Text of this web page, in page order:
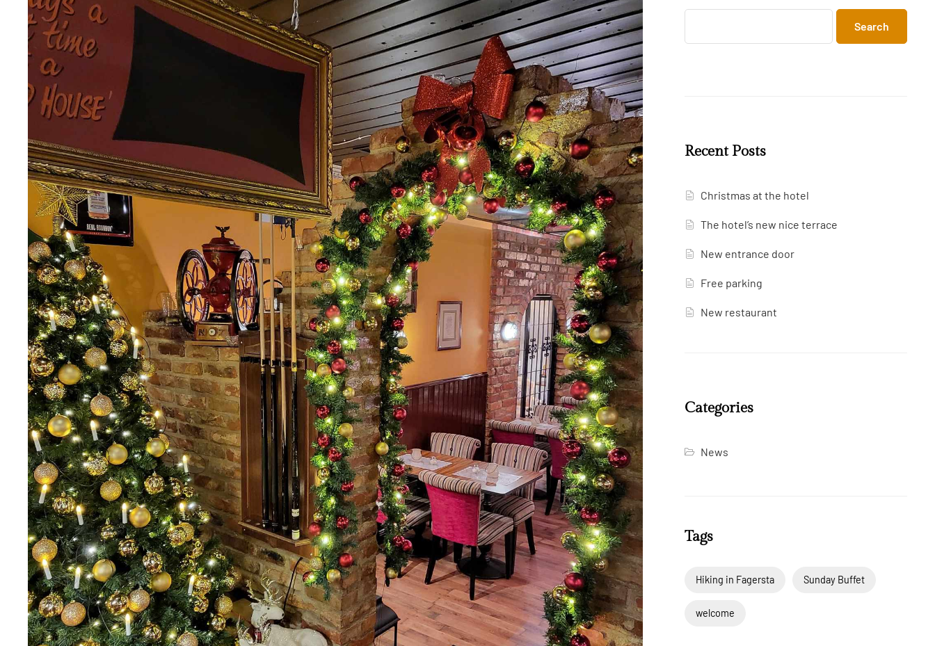
Search
Recent Posts
Christmas at the hotel
The hotel’s new nice terrace
New entrance door
Free parking
New restaurant
Categories
News
Tags
Hiking in Fagersta Sunday Buffet
welcome